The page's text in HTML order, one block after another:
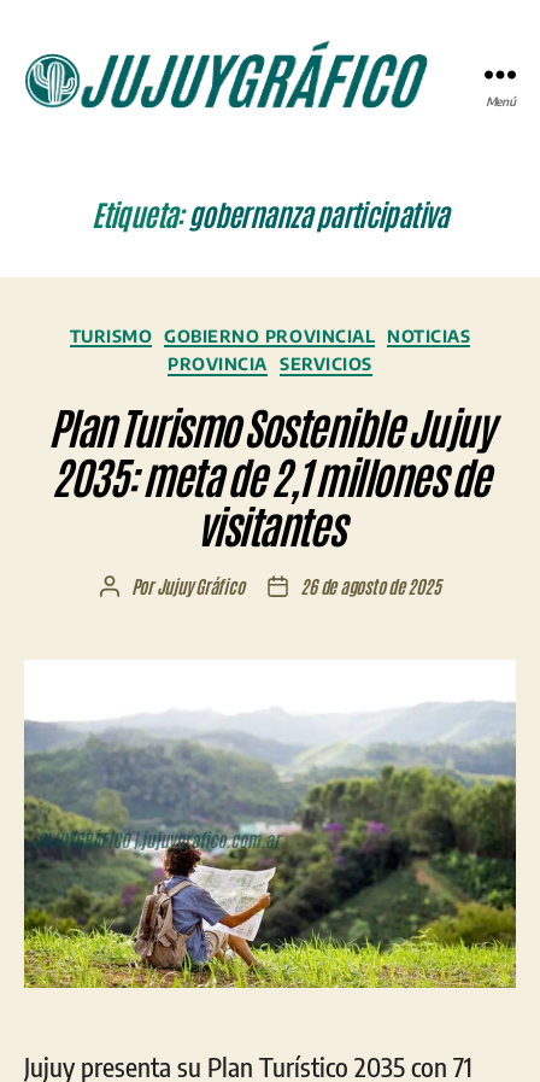
Menú
Etiqueta:gobernanza participativa
Categorías
TURISMO GOBIERNO PROVINCIAL
NOTICIAS
PROVINCIA
SERVICIOS
Plan Turismo Sostenible Jujuy
2035: meta de 2,1 millones de
visitantes
Autor
entrada
PorJujuy Gráfico
Fecha
entrada
26 de agosto de 2025
Jujuy presenta su Plan Turístico 2035 con 71